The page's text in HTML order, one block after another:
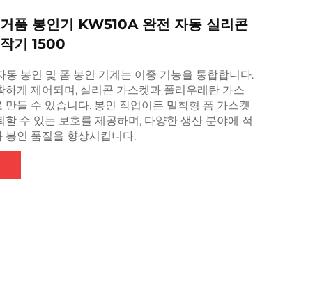
품 봉인기 KW510A 완전 자동 실리콘
기 1500
동 봉인 및 폼 봉인 기계는 이중 기능을 통합합니다.
하게 제어되며, 실리콘 가스켓과 폴리우레탄 가스
만들 수 있습니다. 봉인 작업이든 밀착형 폼 가스켓
할 수 있는 보호를 제공하며, 다양한 생산 분야에 적
봉인 품질을 향상시킵니다.